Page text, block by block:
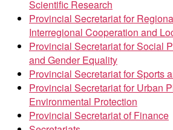
Scientific Research
Provincial Secretariat for
Interregional Cooperation and
Provincial Secretariat for Social
and Gender Equality
Provincial Secretariat for Sports
Provincial Secretariat for Urban
Environmental Protection
Provincial Secretariat of Finance